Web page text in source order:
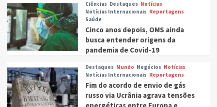
Ciências Destaques Notícias
Notícias Internacionais Reportagens
Saúde
Cinco anos depois, OMS ainda
busca entender origens da
pandemia de Covid-19
Destaques Mundo Negócios Notícias
Notícias Internacionais Reportagens
Fim do acordo de envio de gás
russo via Ucrânia agrava tensões